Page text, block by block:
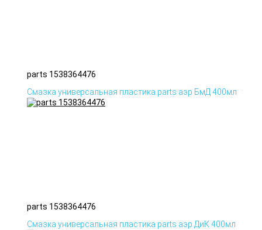
parts 1538364476
Смазка универсальная пластика parts аэр БмД 400мл
parts 1538364476
Смазка универсальная пластика parts аэр ДиК 400мл